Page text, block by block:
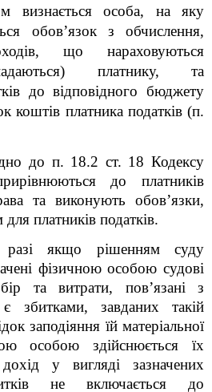
визнається особа, на яку
обов’язок з обчислення,
що нараховуються
платнику, та
до відповідного бюджету
коштів платника податків (п.
до п. 18.2 ст. 18 Кодексу
до платників
та виконують обов’язки,
платників податків.
якщо рішенням суду
фізичною особою судові
та витрати, пов’язані з
збитками, завданих такій
заподіяння їй матеріальної
особою здійснюється їх
у вигляді зазначених
не включається до